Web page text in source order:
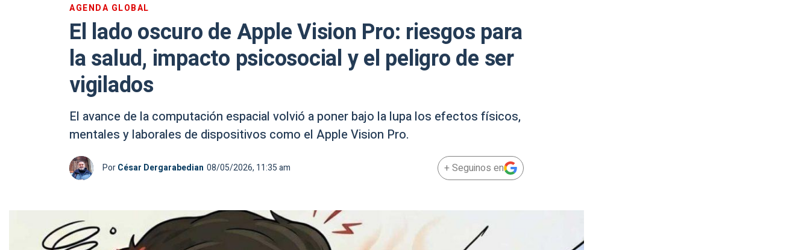
AGENDA GLOBAL
El lado oscuro de Apple Vision Pro: riesgos para
la salud, impacto psicosocial y el peligro de ser
vigilados
El avance de la computación espacial volvió a poner bajo la lupa los efectos físicos,
mentales y laborales de dispositivos como el Apple Vision Pro.
PorCésar Dergarabedian 08/05/2026, 11:35 am + Seguinos en